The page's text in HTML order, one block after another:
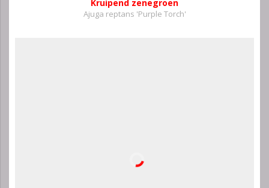
Kruipend zenegroen
Ajuga reptans 'Purple Torch'